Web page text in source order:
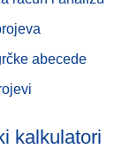
abecede
kalkulatori